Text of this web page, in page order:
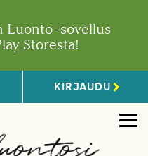
Luonto -sovellus
Storesta!
KIRJAUDU